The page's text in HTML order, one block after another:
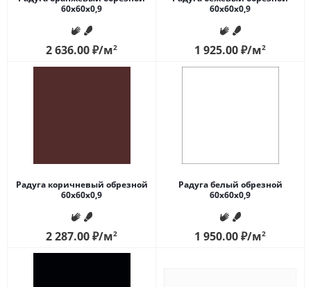
60x60x0,9
2 636.00₽/м2
60x60x0,9
1 925.00₽/м2
Радуга коричневый обрезной
60x60x0,9
2 287.00₽/м2
Радуга белый обрезной
60x60x0,9
1 950.00₽/м2